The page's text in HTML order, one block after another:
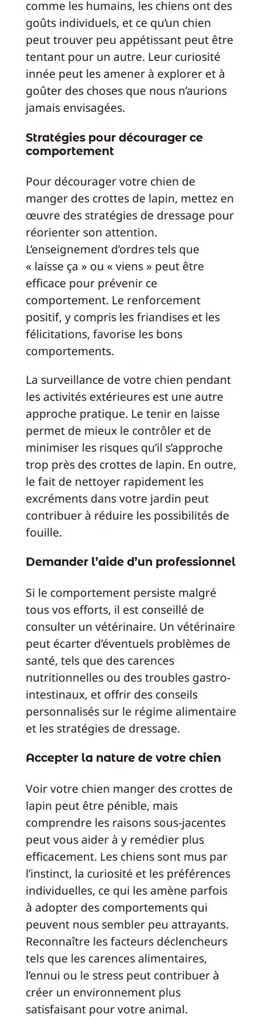
comme les humains, les chiens ont des
goûts individuels, et ce qu’un chien
peut trouver peu appétissant peut être
tentant pour un autre. Leur curiosité
innée peut les amener à explorer et à
goûter des choses que nous n’aurions
jamais envisagées.
Stratégies pour décourager ce
comportement
Pour décourager votre chien de
manger des crottes de lapin, mettez en
œuvre des stratégies de dressage pour
réorienter son attention.
L’enseignement d’ordres tels que
« laisse ça » ou « viens » peut être
efficace pour prévenir ce
comportement. Le renforcement
positif, y compris les friandises et les
félicitations, favorise les bons
comportements.
La surveillance de votre chien pendant
les activités extérieures est une autre
approche pratique. Le tenir en laisse
permet de mieux le contrôler et de
minimiser les risques qu’il s’approche
trop près des crottes de lapin. En outre,
le fait de nettoyer rapidement les
excréments dans votre jardin peut
contribuer à réduire les possibilités de
fouille.
Demander l’aide d’un professionnel
Si le comportement persiste malgré
tous vos efforts, il est conseillé de
consulter un vétérinaire. Un vétérinaire
peut écarter d’éventuels problèmes de
santé, tels que des carences
nutritionnelles ou des troubles gastro-
intestinaux, et offrir des conseils
personnalisés sur le régime alimentaire
et les stratégies de dressage.
Accepter la nature de votre chien
Voir votre chien manger des crottes de
lapin peut être pénible, mais
comprendre les raisons sous-jacentes
peut vous aider à y remédier plus
efficacement. Les chiens sont mus par
l’instinct, la curiosité et les préférences
individuelles, ce qui les amène parfois
à adopter des comportements qui
peuvent nous sembler peu attrayants.
Reconnaître les facteurs déclencheurs
tels que les carences alimentaires,
l’ennui ou le stress peut contribuer à
créer un environnement plus
satisfaisant pour votre animal.